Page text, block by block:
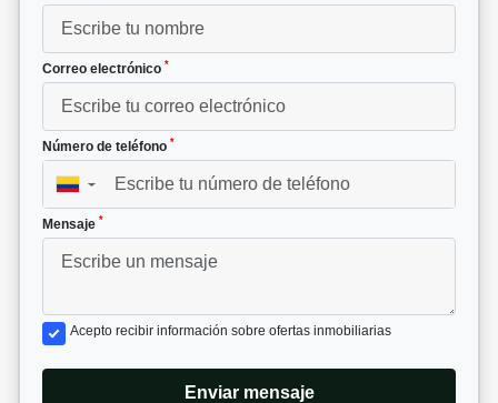
Correo electrónico *
Número de teléfono *
▼
Mensaje *
Acepto recibir información sobre ofertas inmobiliarias
Enviar mensaje